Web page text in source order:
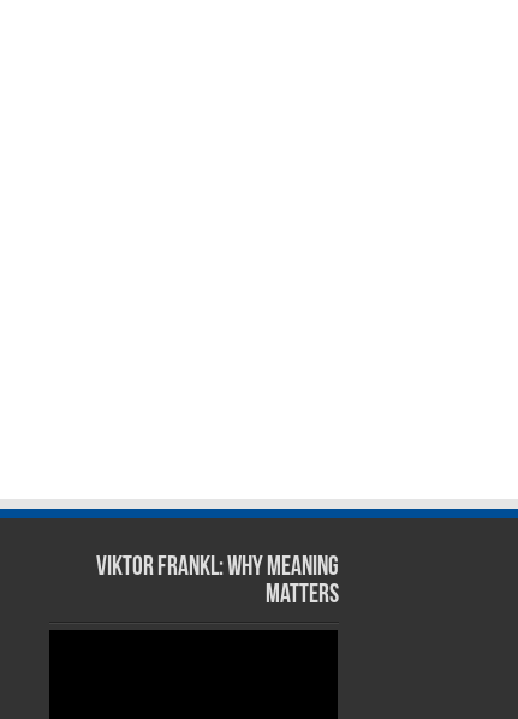
Viktor Frankl: Why Meaning
Matters